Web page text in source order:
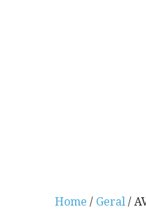
Home / Geral/